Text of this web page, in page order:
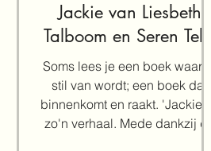
Jackie van Liesbeth
Talboom en Seren Teke
Soms lees je een boek waar je
stil van wordt; een boek dat
binnenkomt en raakt. 'Jackie' is
zo'n verhaal. Mede dankzij de